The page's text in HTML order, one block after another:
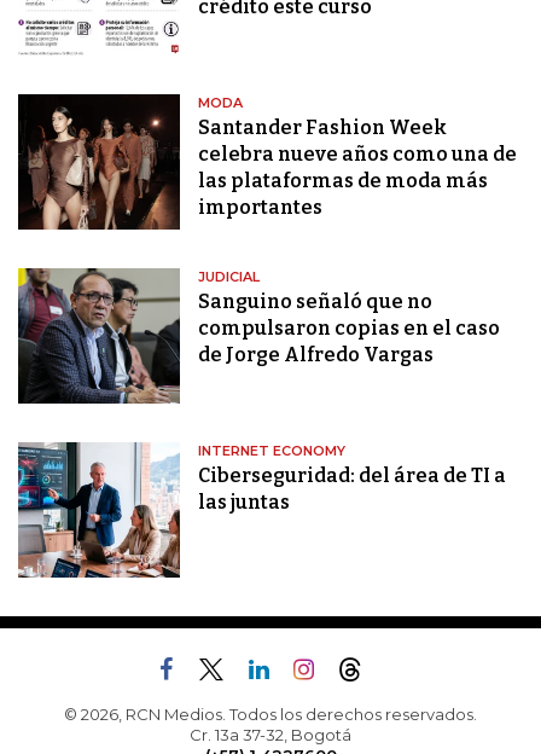
crédito este curso
MODA
Santander Fashion Week
celebra nueve años como una de
las plataformas de moda más
importantes
JUDICIAL
Sanguino señaló que no
compulsaron copias en el caso
de Jorge Alfredo Vargas
INTERNET ECONOMY
Ciberseguridad: del área de TI a
las juntas
© 2026, RCN Medios. Todos los derechos reservados.
Cr. 13a 37-32, Bogotá